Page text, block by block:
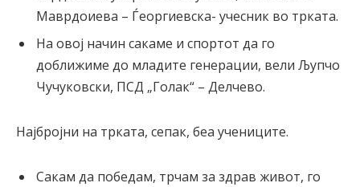
Маврдоиева – Ѓеоргиевска- учесник во трката.
На овој начин сакаме и спортот да го
доближиме до младите генерации, вели Љупчо
Чучуковски, ПСД „Голак“ – Делчево.
Најбројни на трката, сепак, беа учениците.
Сакам да победам, трчам за здрав живот, го